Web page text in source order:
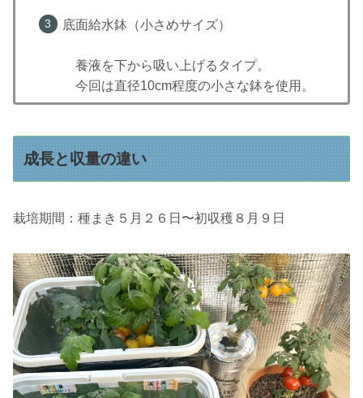
底面給水鉢（小さめサイズ）
養液を下から吸い上げるタイプ。
今回は直径10cm程度の小さな鉢を使用。
成長と収量の違い
栽培期間：種まき５月２６日〜初収穫８月９日